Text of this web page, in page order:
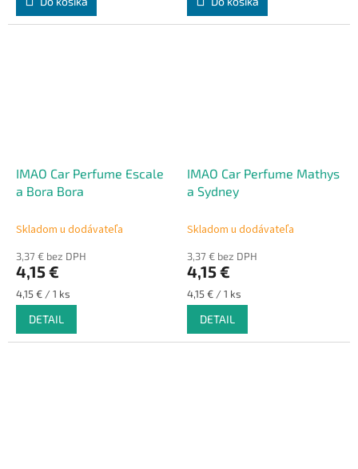
IMAO Car Perfume Escale
a Bora Bora
Skladom u dodávateľa
3,37 € bez DPH
4,15 €
Jednotková
cena:
4,15 € / 1 ks
DETAIL
IMAO Car Perfume Mathys
a Sydney
Skladom u dodávateľa
3,37 € bez DPH
4,15 €
Jednotková
cena:
4,15 € / 1 ks
DETAIL